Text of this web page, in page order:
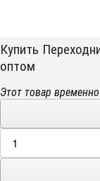
Купить
оптом
Этот товар